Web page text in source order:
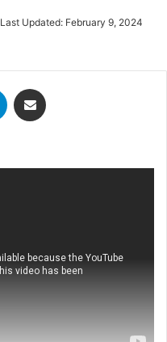
Last Updated: February 9, 2024